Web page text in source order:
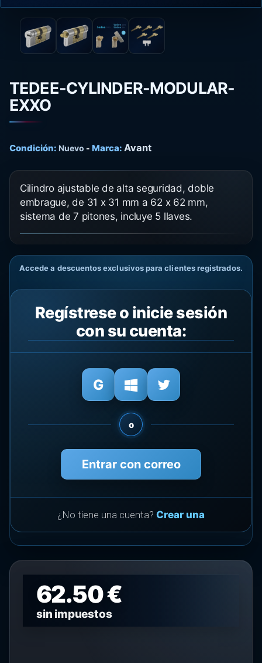
TEDEE-CYLINDER-MODULAR-
EXXO
Condición: Nuevo - Marca: Avant
Cilindro ajustable de alta seguridad, doble
embrague, de 31 x 31 mm a 62 x 62 mm,
sistema de 7 pitones, incluye 5 llaves.
Accede a descuentos exclusivos para clientes registrados.
Regístrese o inicie sesión
con su cuenta:
o
Entrar con correo
¿No tiene una cuenta? Crear una
62.50 €
sin impuestos